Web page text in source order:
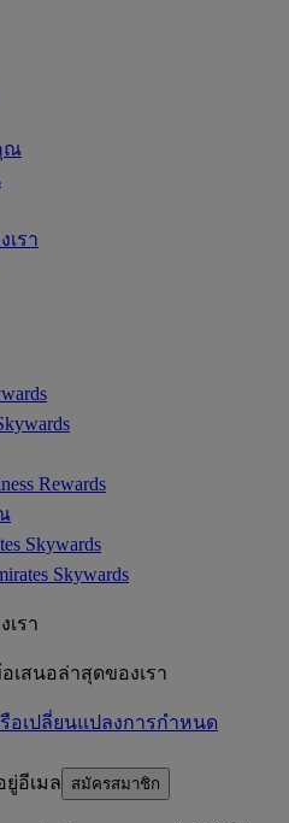
ณ
เรา
Rewards
Skywards
Skywards
เรา
เสนอล่าสุดของเรา
อเปลี่ยนแปลงการกำหนด
ยู่อีเมล
สมัครสมาชิก